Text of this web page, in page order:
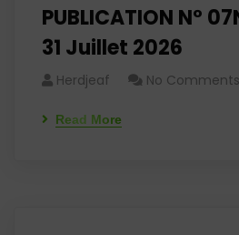
PUBLICATION N°
31 Juillet 2026
Herdjeaf No Comments
Read More